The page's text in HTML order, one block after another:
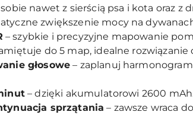
sobie nawet z sierścią psa i kota oraz z
zwiększenie mocy na
– szybkie i precyzyjne mapowanie
do 5 map, idealne
głosowe – zaplanuj
– dzięki akumulatorowi 2600
sprzątania – zawsze wraca